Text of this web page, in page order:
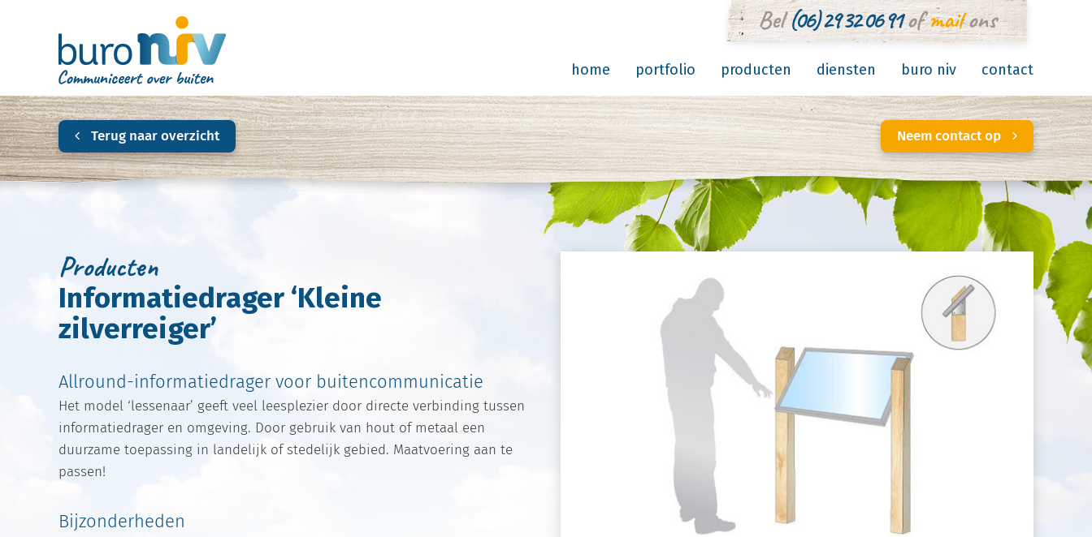
home portfolio producten diensten buro niv contact
Bel(06) 29 32 06 91ofmailons
Terug naar overzicht Neem contact op
Producten
Informatiedrager ‘Kleine
zilverreiger’
Allround-informatiedrager voor buitencommunicatie
Het model ‘lessenaar’ geeft veel leesplezier door directe verbinding tussen
informatiedrager en omgeving. Door gebruik van hout of metaal een
duurzame toepassing in landelijk of stedelijk gebied. Maatvoering aan te
passen!
Bijzonderheden